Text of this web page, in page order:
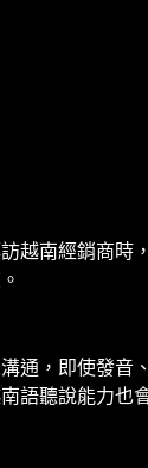
南經銷商
，即使發
語聽說能力也